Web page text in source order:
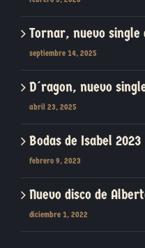
Tornar, nuevo single
septiembre 14, 2025
D´ragon, nuevo
abril 23, 2025
Bodas de Isabel 2023
febrero 9, 2023
Nuevo disco de
diciembre 1, 2022